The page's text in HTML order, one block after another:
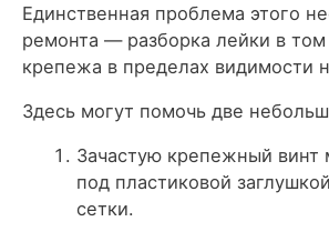
Единственная проблема этого
ремонта — разборка лейки в том
крепежа в пределах видимости
Здесь могут помочь две
Зачастую крепежный винт
под пластиковой
сетки.